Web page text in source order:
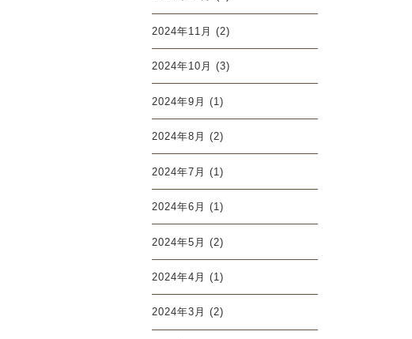
2024年11月 (2)
2024年10月 (3)
2024年9月 (1)
2024年8月 (2)
2024年7月 (1)
2024年6月 (1)
2024年5月 (2)
2024年4月 (1)
2024年3月 (2)